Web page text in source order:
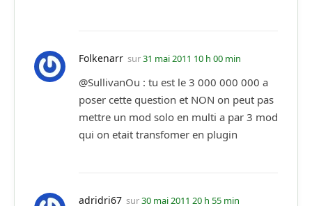
Folkenarr sur31 mai 2011 10 h 00 min
@SullivanOu : tu est le 3 000 000 000 a
poser cette question et NON on peut pas
mettre un mod solo en multi a par 3 mod
qui on etait transfomer en plugin
adridri67 sur30 mai 2011 20 h 55 min